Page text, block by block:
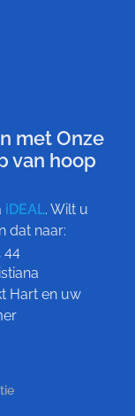
met Onze
van hoop
iDEAL. Wilt u
dat naar:
44
Hart en uw